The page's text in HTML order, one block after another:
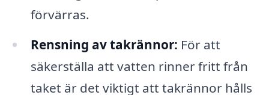
förvärras.
Rensning av takrännor: För att
säkerställa att vatten rinner fritt från
taket är det viktigt att takrännor hålls